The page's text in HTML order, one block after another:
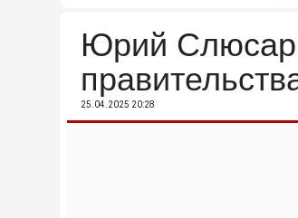
Юрий
25.04.2025 20:28